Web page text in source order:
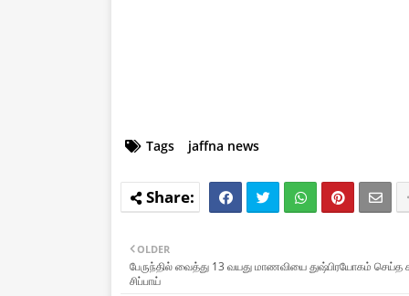
Tags jaffna news
OLDER
பேருந்தில் வைத்து 13 வயது மாணவியை துஷ்பிரயோகம் செய்த
சிப்பாய்